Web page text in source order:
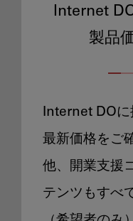
Internet
製品
Internet DOに
最新価格をご
他、開業支援
テンツもすべ